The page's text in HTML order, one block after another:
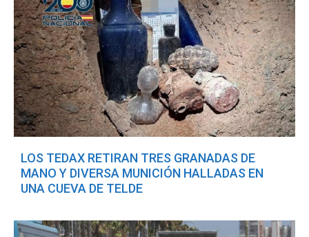
LOS TEDAX RETIRAN TRES GRANADAS DE
MANO Y DIVERSA MUNICIÓN HALLADAS EN
UNA CUEVA DE TELDE